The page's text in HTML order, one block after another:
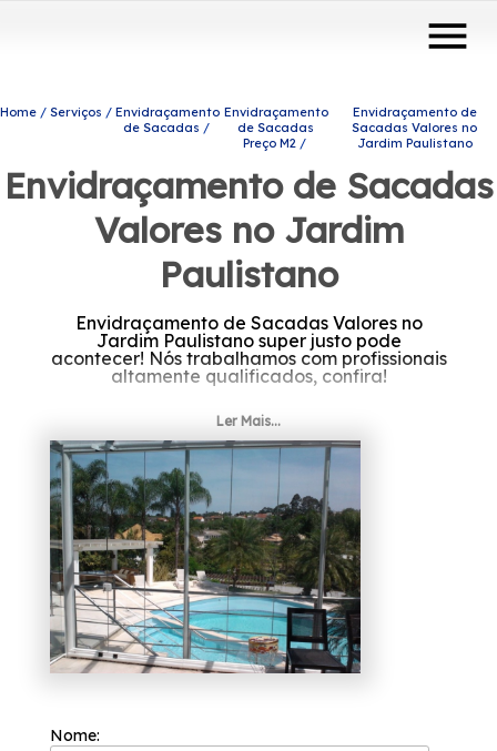
menu
Home Serviços
Envidraçamento
de Sacadas
Envidraçamento
de Sacadas
Preço M2
Envidraçamento de
Sacadas Valores no
Jardim Paulistano
Envidraçamento de Sacadas
Valores no Jardim
Paulistano
Envidraçamento de Sacadas Valores no
Jardim Paulistano super justo pode
acontecer! Nós trabalhamos com profissionais
altamente qualificados, confira!
Procurando Envidraçamento de Sacadas
Valores no Jardim Paulistano? Conheça os
produtos e serviços que a Protavi Vidros
disponibiliza, entre eles estão alternativas
diversas do ramo de engenharia de vidros,
como portas de vidro, box para banheiros e
coberturas com vidro. Atuamos com
comprometimento e qualidade para atender
cada um de nossos clientes. Entre em contato.
Ler Mais...
Nome: